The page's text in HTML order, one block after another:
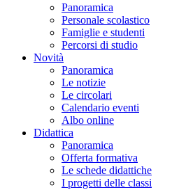
Panoramica
Personale scolastico
Famiglie e studenti
Percorsi di studio
Novità
Panoramica
Le notizie
Le circolari
Calendario eventi
Albo online
Didattica
Panoramica
Offerta formativa
Le schede didattiche
I progetti delle classi